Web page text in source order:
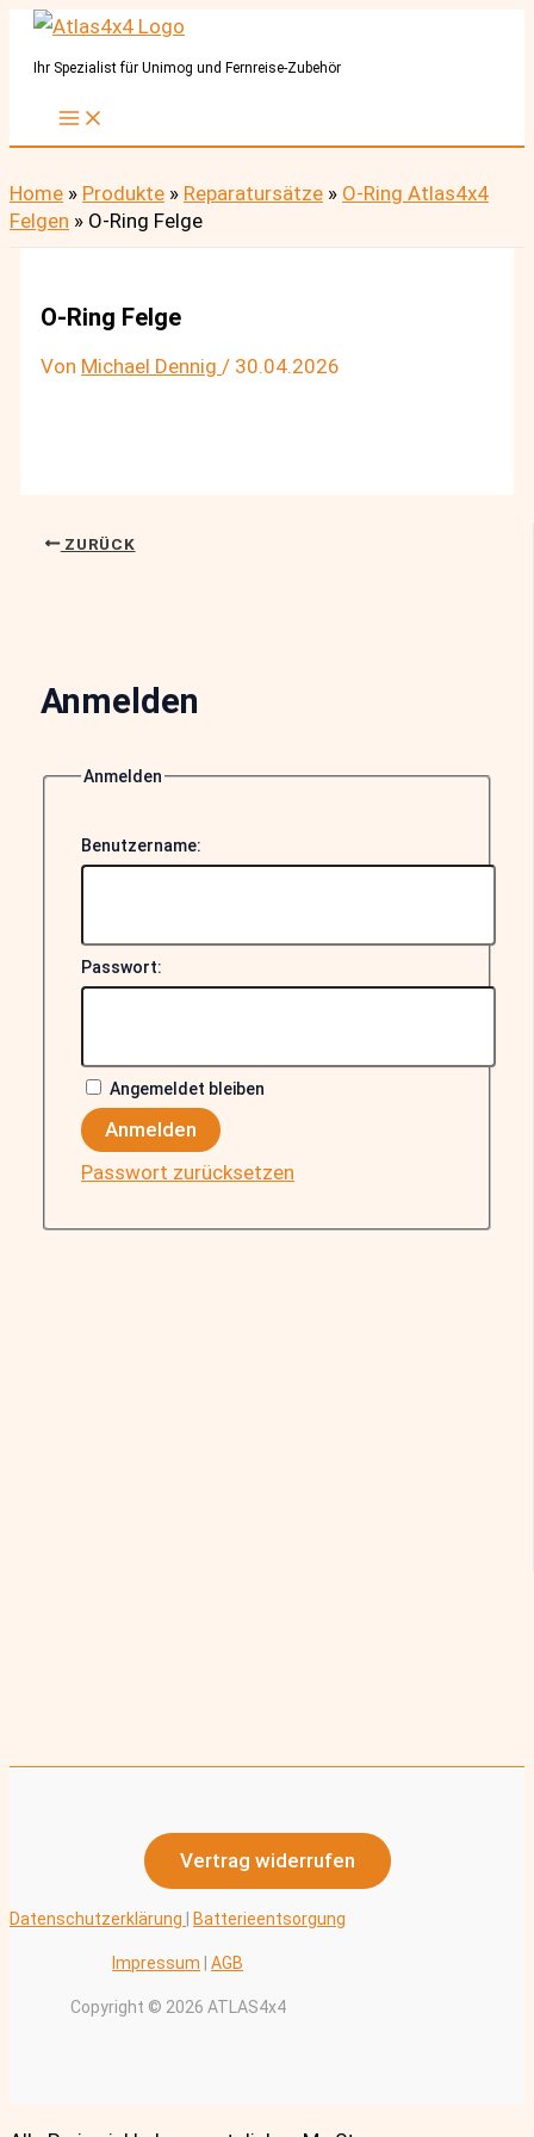
Zum
InhaltIhr Spezialist für Unimog und Fernreise-Zubehör
Home » Produkte » Reparatursätze » O-Ring Atlas4x4
Felgen » O-Ring Felge
O-Ring Felge
Von Michael Dennig/ 30.04.2026
ZURÜCK
Anmelden
Anmelden
Benutzername:
Passwort:
Angemeldet bleiben
Anmelden
Passwort zurücksetzen
Vertrag widerrufen
Datenschutzerklärung Batterieentsorgung
Impressum AGB
Copyright © 2026 ATLAS4x4